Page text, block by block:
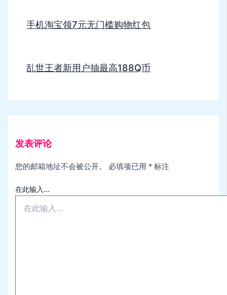
手机淘宝领7元无门槛购物红包
乱世王者新用户抽最高188Q币
发表评论
您的邮箱地址不会被公开。 必填项已用 * 标注
在此输入...